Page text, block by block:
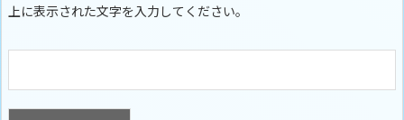
上に表示された文字を入力してください。